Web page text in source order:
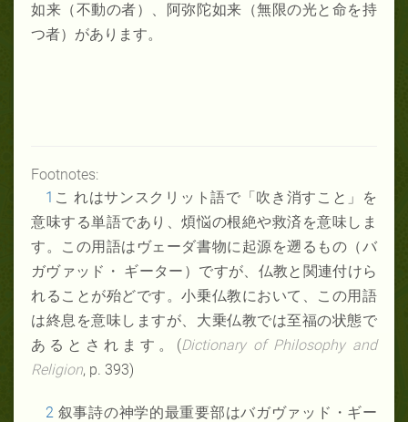
如来（不動の者）、阿弥陀如来（無限の光と命を持
つ者）があります。
Footnotes:
1 こ れはサンスクリット語で「吹き消すこと」を
意味する単語であり、煩悩の根絶や救済を意味しま
す。この用語はヴェーダ書物に起源を遡るもの（バ
ガヴァッド・ ギーター）ですが、仏教と関連付けら
れることが殆どです。小乗仏教において、この用語
は終息を意味しますが、大乗仏教では至福の状態で
あるとされます。(Dictionary of Philosophy and
Religion, p. 393)
2 叙事詩の神学的最重要部はバガヴァッド・ギー